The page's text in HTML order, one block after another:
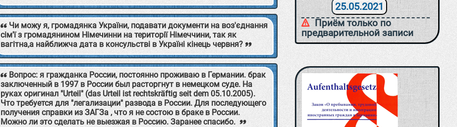
Чи можу я, громадянка України, подавати документи на воз'єднання
сім'ї з громадянином Німечинни на території Німеччини, так як
вагітна,а найближча дата в консульстві в Україні кінець червня?
Вопрос: я гражданка России, постоянно проживаю в Германии. брак
заключенный в 1997 в России был расторгнут в немецком суде. На
руках оригинал "Urteil" (das Urteil ist rechtskräftig seit dem 05.10.2005).
Что требуется для "легализации" развода в России. Для последующего
получения справки из ЗАГЗа , что я не состою в браке в России.
Можно ли это сделать не выезжая в Россию. Заранее спасибо.
25.05.2021
Приём только по
предварительной записи